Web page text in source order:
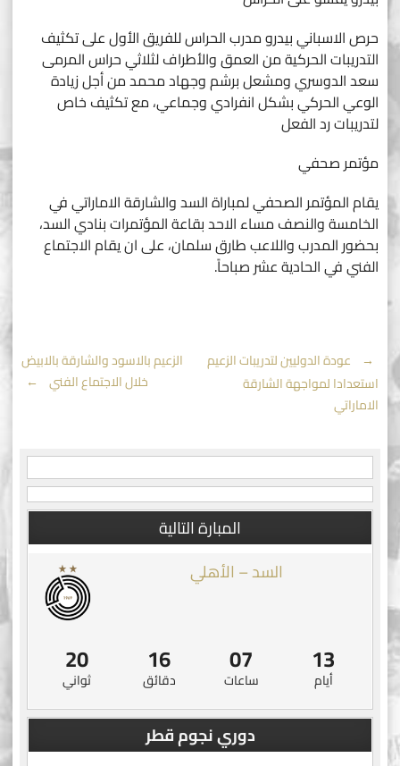
حرص الاسباني بيدرو مدرب الحراس للفريق الأول على تكثيف
التدريبات الحركية من العمق والأطراف لثلاثي حراس المرمى
سعد الدوسري ومشعل برشم وجهاد محمد من أجل زيادة
الوعي الحركي بشكل انفرادي وجماعي، مع تكثيف خاص
لتدريبات رد الفعل
مؤتمر صحفي
يقام المؤتمر الصحفي لمباراة السد والشارقة الاماراتي في
الخامسة والنصف مساء الاحد بقاعة المؤتمرات بنادي السد،
بحضور المدرب واللاعب طارق سلمان، على ان يقام الاجتماع
الفني في الحادية عشر صباحاً.
Post
navigation
←
عودة الدوليين لتدريبات الزعيم
استعدادا لمواجهة الشارقة
الاماراتي
الزعيم بالاسود والشارقة بالابيض
خلال الاجتماع الفني →
المبارة التالية
السد – الأهلي
13
أيام
07
ساعات
16
دقائق
20
ثواني
دوري نجوم قطر